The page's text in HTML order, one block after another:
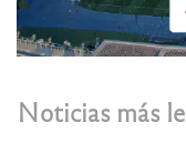
Noticias más